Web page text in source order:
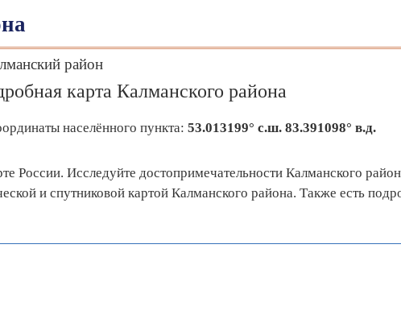
район
карта Калманского района
населённого пункта: 53.013199° с.ш. 83.391098° в.д.
России. Исследуйте достопримечательности Калманского
и спутниковой картой Калманского района. Также есть